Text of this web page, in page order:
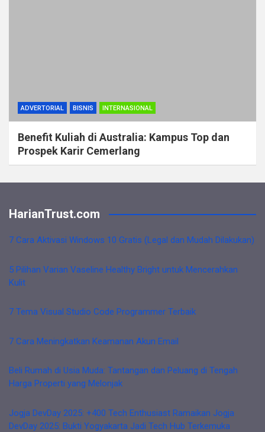
ADVERTORIAL BISNIS INTERNASIONAL
Benefit Kuliah di Australia: Kampus Top dan
Prospek Karir Cemerlang
HarianTrust.com
7 Cara Aktivasi Windows 10 Gratis (Legal dan Mudah Dilakukan)
5 Pilihan Varian Vaseline Healthy Bright untuk Mencerahkan
Kulit
7 Tema Visual Studio Code Programmer Terbaik
7 Cara Meningkatkan Keamanan Akun Email
Beli Rumah di Usia Muda: Tantangan dan Peluang di Tengah
Harga Properti yang Melonjak
Jogja DevDay 2025: +400 Tech Enthusiast Ramaikan Jogja
DevDay 2025: Bukti Yogyakarta Jadi Tech Hub Terkemuka